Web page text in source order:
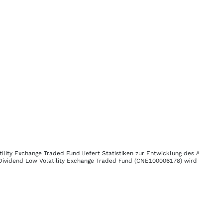
Exchange Traded Fund liefert Statistiken zur Entwicklung des
Low Volatility Exchange Traded Fund (CNE100006178) wird